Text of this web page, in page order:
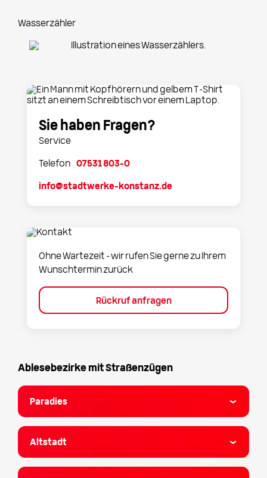
Wasserzähler
Sie haben Fragen?
Service
Telefon 07531 803-0
info@stadtwerke-konstanz.de
Ohne Wartezeit – wir rufen Sie gerne zu Ihrem
Wunschtermin zurück
Rückruf anfragen
Ablesebezirke mit Straßenzügen
Paradies
Altstadt